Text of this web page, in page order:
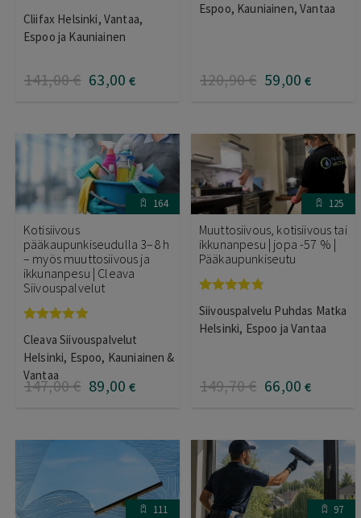
tuotteesta:
4.00/ 5
Cliifax Helsinki, Vantaa,
Espoo ja Kauniainen
141,00€ 63,00 €
Espoo, Kauniainen, Vantaa
120,90€ 59,00 €
164
Kotisiivous
pääkaupunkiseudulla 3–8 h
– myös muuttosiivous ja
ikkunanpesu | Cleava
Siivouspalvelut
tuotteesta:
5.00/ 5
Cleava Siivouspalvelut
Helsinki, Espoo, Kauniainen &
Vantaa
147,00€ 89,00 €
125
Muuttosiivous, kotisiivous tai
ikkunanpesu | jopa -57 % |
Pääkaupunkiseutu
tuotteesta:
4.75/ 5
Siivouspalvelu Puhdas Matka
Helsinki, Espoo ja Vantaa
149,70€ 66,00 €
111 97